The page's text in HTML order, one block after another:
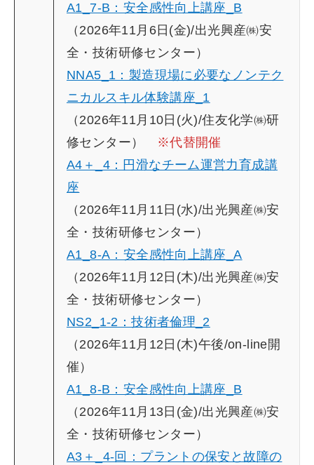
A1_7-B：安全感性向上講座_B
（2026年11月6日(金)/出光興産㈱安
全・技術研修センター）
NNA5_1：製造現場に必要なノンテク
ニカルスキル体験講座_1
（2026年11月10日(火)/住友化学㈱研
修センター）
※代替開催
A4＋_4：円滑なチーム運営力育成講
座
（2026年11月11日(水)/出光興産㈱安
全・技術研修センター）
A1_8-A：安全感性向上講座_A
（2026年11月12日(木)/出光興産㈱安
全・技術研修センター）
NS2_1-2：技術者倫理_2
（2026年11月12日(木)午後/on-line開
催）
A1_8-B：安全感性向上講座_B
（2026年11月13日(金)/出光興産㈱安
全・技術研修センター）
A3＋_4-回：プラントの保安と故障の